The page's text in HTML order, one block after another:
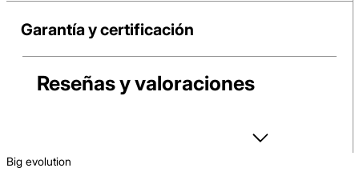
Garantía y certificación
Reseñas y valoraciones
big evolution